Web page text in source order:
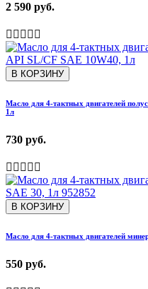
2 590 руб.
В КОРЗИНУ
Масло для 4-тактных двигателей
1л
730 руб.
В КОРЗИНУ
Масло для 4-тактных двигателей
550 руб.